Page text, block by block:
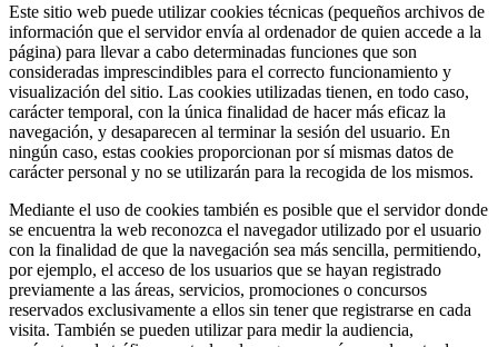
Este sitio web puede utilizar cookies técnicas (pequeños archivos de
información que el servidor envía al ordenador de quien accede a la
página) para llevar a cabo determinadas funciones que son
consideradas imprescindibles para el correcto funcionamiento y
visualización del sitio. Las cookies utilizadas tienen, en todo caso,
carácter temporal, con la única finalidad de hacer más eficaz la
navegación, y desaparecen al terminar la sesión del usuario. En
ningún caso, estas cookies proporcionan por sí mismas datos de
carácter personal y no se utilizarán para la recogida de los mismos.
Mediante el uso de cookies también es posible que el servidor donde
se encuentra la web reconozca el navegador utilizado por el usuario
con la finalidad de que la navegación sea más sencilla, permitiendo,
por ejemplo, el acceso de los usuarios que se hayan registrado
previamente a las áreas, servicios, promociones o concursos
reservados exclusivamente a ellos sin tener que registrarse en cada
visita. También se pueden utilizar para medir la audiencia,